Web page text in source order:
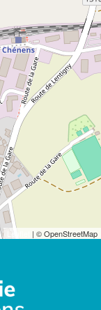
| © OpenStreetMap